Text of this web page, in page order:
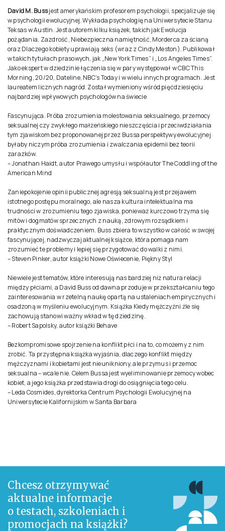
David M. Bussjest amerykańskim profesorem psychologii, specjalizuje się
w psychologii ewolucyjnej. Wykłada psychologię na Uniwersytecie Stanu
Teksas w Austin. Jest autorem kilku książek, takich jak Ewolucja
pożądania, Zazdrość, Niebezpieczna namiętność, Morderca za ścianą
oraz Dlaczego kobiety uprawiają seks (wraz z Cindy Meston). Publikował
w takich tytułach prasowych, jak „New York Times” i „Los Angeles Times”.
Jako ekspert w dziedzinie łączenia się w pary występował w CBC This
Morning, 20/20, Dateline, NBC’s Today i w wielu innych programach. Jest
laureatem licznych nagród. Został wymieniony wśród pięćdziesięciu
najbardziej wpływowych psychologów na świecie
Fascynująca. Próba zrozumienia molestowania seksualnego, przemocy
seksualnej czy zwykłego małżeńskiego nieszczęścia i przeciwdziałania
tym zjawiskom bez proponowanej przez Bussa perspektywy ewolucyjnej
byłaby niczym próba zrozumienia i zwalczania epidemii bez teorii
zarazków.
– Jonathan Haidt, autor Prawego umysłu i współautor The Coddling of the
American Mind
Zaniepokojenie opinii publicznej agresją seksualną jest przejawem
istotnego postępu moralnego, ale nasza kultura intelektualna ma
trudności w zrozumieniu tego zjawiska, ponieważ kurczowo trzyma się
mitów i dogmatów sprzecznych z nauką, zdrowym rozsądkiem i
praktycznym doświadczeniem. Buss zbiera to wszystko w całość w swojej
fascynującej, nadzwyczaj aktualnej książce, która pomaga nam
zrozumieć te problemy i lepiej się przygotować do walki z nimi.
– Steven Pinker, autor książki Nowe Oświecenie, Piękny Styl
Niewiele jest tematów, które interesują nas bardziej niż natura relacji
między płciami, a David Buss od dawna przoduje w przekształcaniu tego
zainteresowania w rzetelną naukę opartą na ustaleniach empirycznych i
osadzoną w myśleniu ewolucyjnym. Książka Kiedy mężczyźni źle się
zachowują stanowi ważny wkład w tę dziedzinę.
– Robert Sapolsky, autor książki Behave
Bezkompromisowe spojrzenie na konflikt płci i na to, co możemy z nim
zrobić. Ta przystępna książka wyjaśnia, dlaczego konflikt między
mężczyznami i kobietami jest nieunikniony, ale przymus i przemoc
seksualna – wcale nie. Celem Bussa jest wyeliminowanie przemocy wobec
kobiet, a jego książka przedstawia drogi do osiągnięcia tego celu.
– Leda Cosmides, dyrektorka Centrum Psychologii Ewolucyjnej na
Uniwersytecie Kalifornijskim w Santa Barbara
Chcesz otrzymywać
aktualne informacje
o testach, szkoleniach i
promocjach na książki?